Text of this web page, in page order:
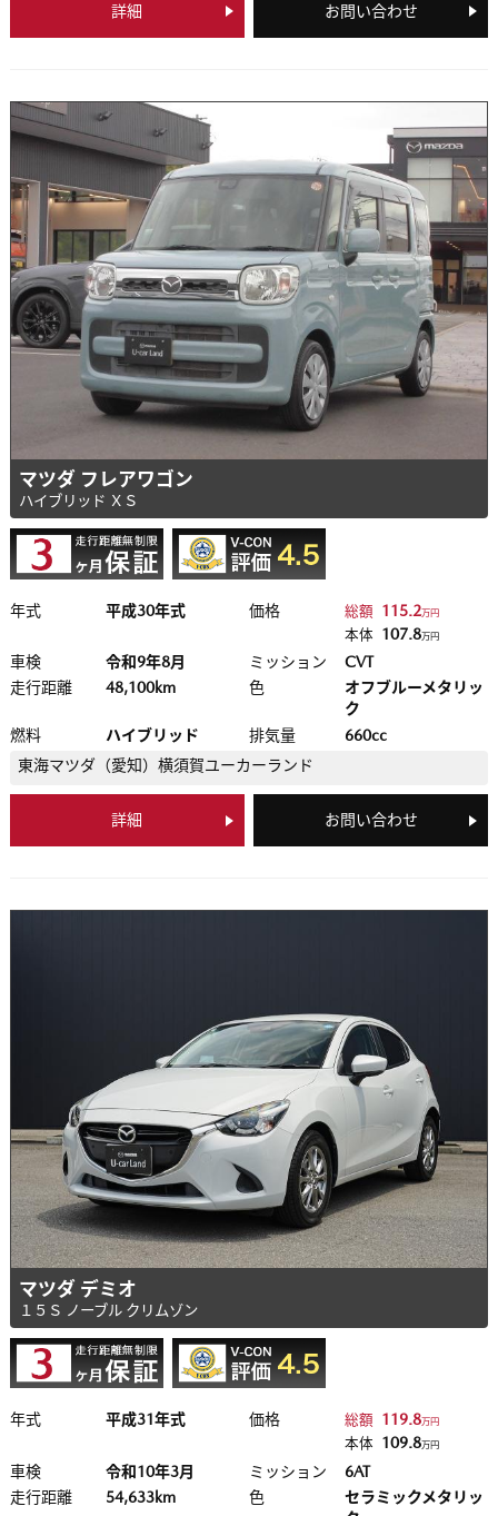
詳細 お問い合わせ
マツダ フレアワゴン
ハイブリッド ＸＳ
年式 平成30年式 価格 総額 115.2万円
本体 107.8 万円
車検 令和9年8月 ミッション
CVT
走行距離
48,100km 色
オフブルーメタリッ
ク
燃料
ハイブリッド 排気量
660cc
東海マツダ（愛知） 横須賀ユーカーランド
詳細 お問い合わせ
マツダ デミオ
１５Ｓ ノーブル クリムゾン
年式 平成31年式 価格 総額 119.8万円
本体 109.8万円
車検 令和10年3月 ミッション
6AT
走行距離
54,633km 色
セラミックメタリッ